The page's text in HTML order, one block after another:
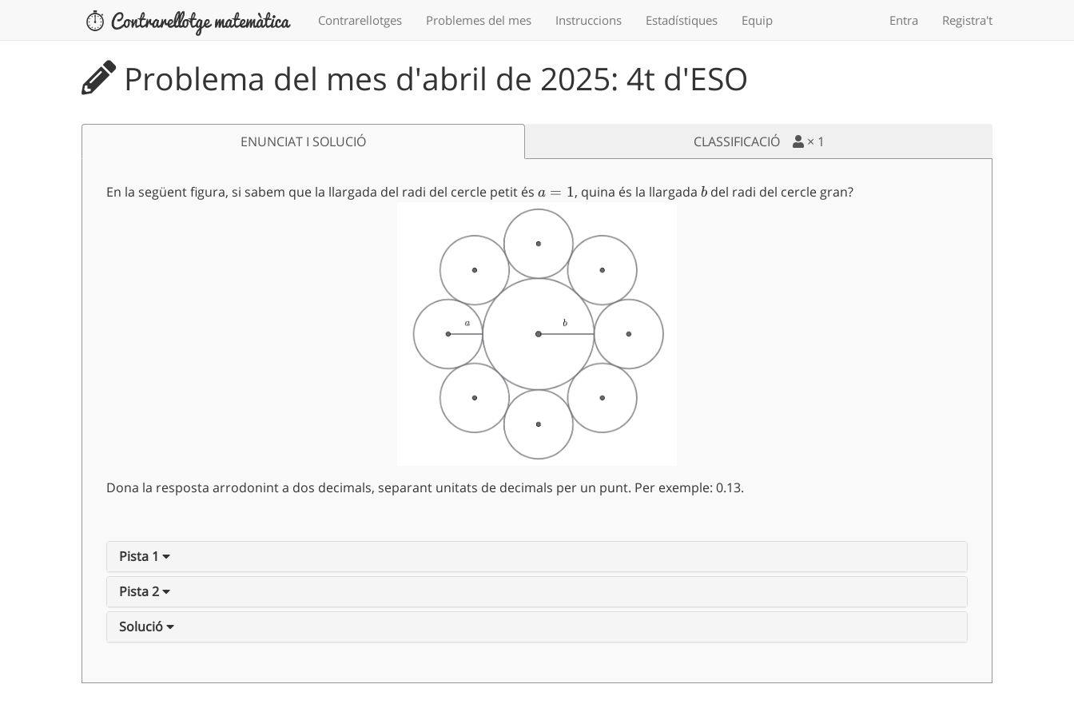
Contrarellotges Problemes del mes Instruccions Estadístiques Equip Entra Registra't
Problema del mes d'abril de 2025: 4t d'ESO
ENUNCIAT I SOLUCIÓ CLASSIFICACIÓ × 1
En la següent figura, si sabem que la llargada del radi del cercle petit és a=1
a = 1, quina és la llargada b
bdel radi del cercle gran?
Dona la resposta arrodonint a dos decimals, separant unitats de decimals per un punt. Per exemple: 0.13.
Pista 1
Pista 2
Solució